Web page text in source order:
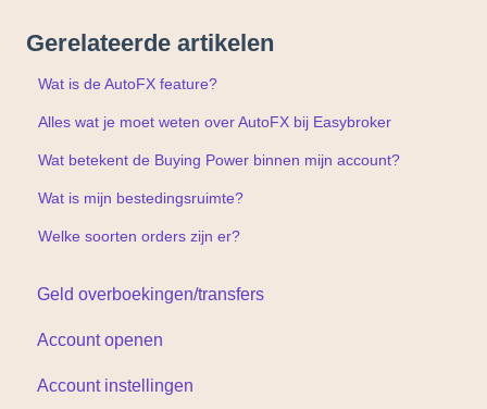
Gerelateerde artikelen
Wat is de AutoFX feature?
Alles wat je moet weten over AutoFX bij Easybroker
Wat betekent de Buying Power binnen mijn account?
Wat is mijn bestedingsruimte?
Welke soorten orders zijn er?
Geld overboekingen/transfers
Account openen
Account instellingen